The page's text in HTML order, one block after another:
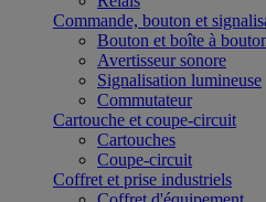
Commande, bouton et
Bouton et boîte à
Avertisseur sonore
Signalisation lumineuse
Commutateur
Cartouche et coupe-circuit
Cartouches
Coupe-circuit
Coffret et prise industriels